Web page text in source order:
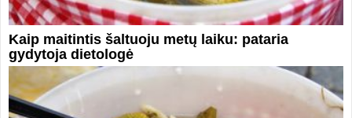
Kaip maitintis šaltuoju metų laiku: pataria
gydytoja dietologė